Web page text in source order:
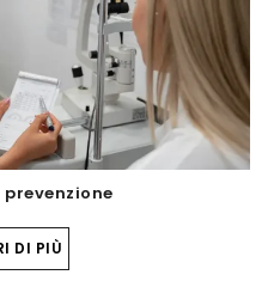
prevenzione
DI PIÙ